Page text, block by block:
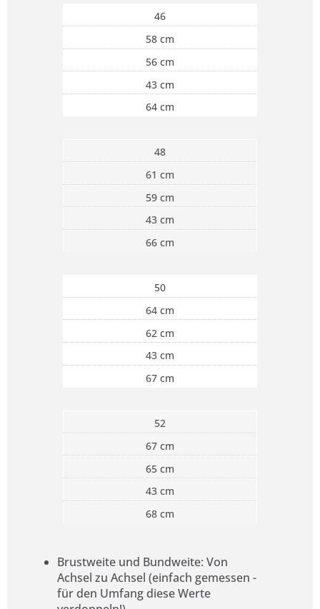
46
58 cm
56 cm
43 cm
64 cm
48
61 cm
59 cm
43 cm
66 cm
50
64 cm
62 cm
43 cm
67 cm
52
67 cm
65 cm
43 cm
68 cm
Brustweite und Bundweite: Von
Achsel zu Achsel (einfach gemessen -
für den Umfang diese Werte